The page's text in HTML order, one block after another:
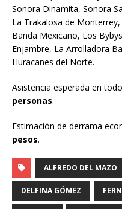
Sonora Dinamita, Sonora
La Trakalosa de
Banda Mexicano, Los
Enjambre, La Arrolladora
Huracanes del Norte.
Asistencia esperada en
personas.
Estimación de derrama
pesos.
ALFREDO DEL MAZO
DELFINA GÓMEZ